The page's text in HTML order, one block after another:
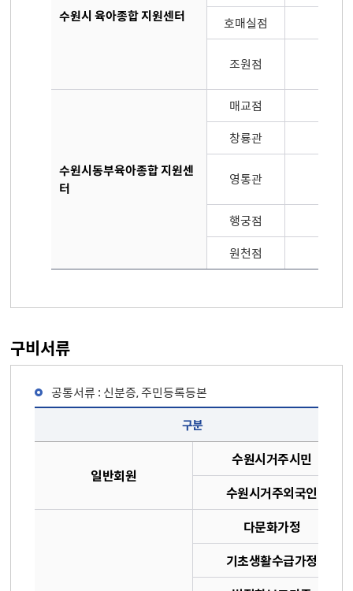
수원시 육아종합 지원센터
호매실점
조원점
수원시동부육아종합 지원센
터
매교점
창룡관
영통관
행궁점
원천점
구비서류
공통서류 : 신분증, 주민등록등본
구분
일반회원
수원시거주시민
수원시거주외국인
다문화가정
기초생활수급가정